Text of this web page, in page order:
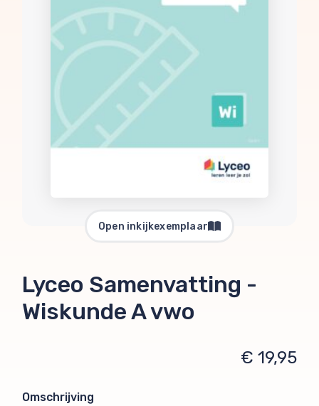
Open inkijkexemplaar
Lyceo Samenvatting -
Wiskunde A vwo
€ 19,95
Omschrijving